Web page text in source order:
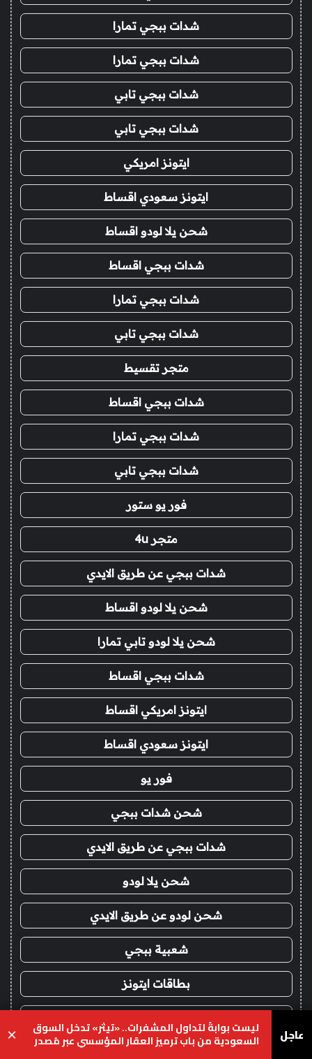
شدات ببجي تمارا
شدات ببجي تمارا
شدات ببجي تابي
شدات ببجي تابي
ايتونز امريكي
ايتونز سعودي اقساط
شحن يلا لودو اقساط
شدات ببجي اقساط
شدات ببجي تمارا
شدات ببجي تابي
متجر تقسيط
شدات ببجي اقساط
شدات ببجي تمارا
شدات ببجي تابي
فور يو ستور
متجر 4u
شدات ببجي عن طريق الايدي
شحن يلا لودو اقساط
شحن يلا لودو تابي تمارا
شدات ببجي اقساط
ايتونز امريكي اقساط
ايتونز سعودي اقساط
فور يو
شحن شدات ببجي
شدات ببجي عن طريق الايدي
شحن يلا لودو
شحن لودو عن طريق الايدي
شعبية ببجي
بطاقات ايتونز
عاجل ليست بوابةً لتداول المشفرات.. «تيثر» تدخل السوق
السعودية من باب ترميز العقار المؤسسي عبر مُصدر ×